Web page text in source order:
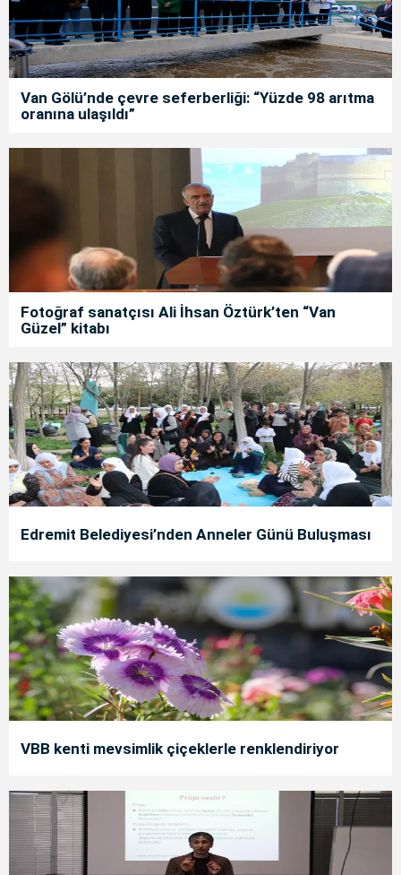
Van Gölü’nde çevre seferberliği: “Yüzde 98 arıtma
oranına ulaşıldı”
Fotoğraf sanatçısı Ali İhsan Öztürk’ten “Van
Güzel” kitabı
Edremit Belediyesi’nden Anneler Günü Buluşması
VBB kenti mevsimlik çiçeklerle renklendiriyor